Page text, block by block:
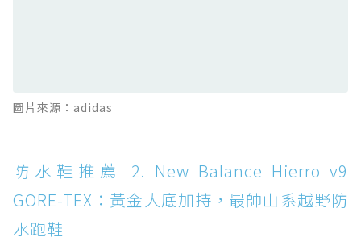
Boot：馬汀首款雨靴登場，經典八孔加上全防
防水鞋推薦 14. SKECHERS BADGER
WATERPROOF：一踩即穿懶人神器！搭載固特
異大底與全防水厚底健走鞋
防水鞋推薦 15. Brooks Cascadia 19 GTX：注
圖片來源：adidas
防水鞋推薦 2. New Balance Hierro v9
GORE-TEX：黃金大底加持，最帥山系越野防
水跑鞋